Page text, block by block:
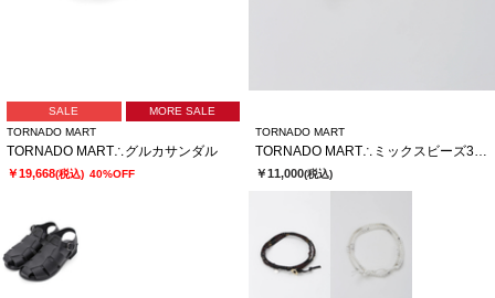
SALE
MORE SALE
TORNADO MART
TORNADO MART∴グルカサンダル
￥19,668(税込) 40%OFF
TORNADO MART
￥11,000(税込)